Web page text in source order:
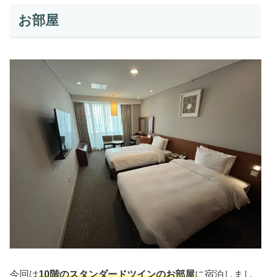
お部屋
今回は10階のスタンダードツインのお部屋に宿泊しまし